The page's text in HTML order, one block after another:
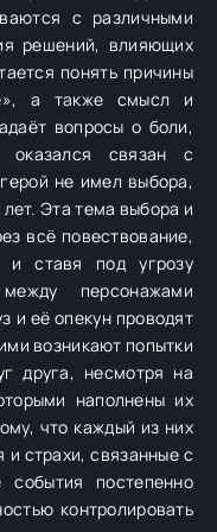
с различными
решений, влияющих
понять причины
а также смысл и
вопросы о боли,
связан с
не имел выбора,
Эта тема выбора и
всё повествование,
и ставя под угрозу
персонажами
и её опекун проводят
возникают попытки
друга, несмотря на
наполнены их
что каждый из них
страхи, связанные с
постепенно
контролировать